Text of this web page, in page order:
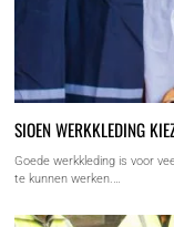
SIOEN WERKKLEDING
Goede werkkleding is voor
te kunnen werken.…